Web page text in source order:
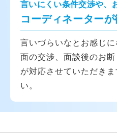
言いにくい条件交渉や、
コーディネーターが
言いづらいなとお感じ
面の交渉、面談後のお
が対応させていただき
い。